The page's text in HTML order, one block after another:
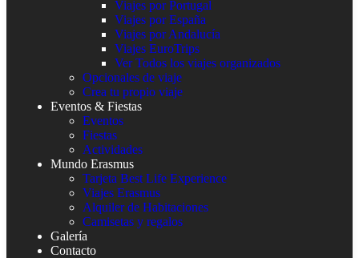
Viajes por Portugal
Viajes por España
Viajes por Andalucía
Viajes EuroTrips
Ver Todos los viajes organizados
Opcionales de viaje
Crea tu propio viaje
Eventos & Fiestas
Eventos
Fiestas
Actividades
Mundo Erasmus
Tarjeta Best Life Experience
Viajes Erasmus
Alquiler de Habitaciones
Camisetas y regalos
Galería
Contacto